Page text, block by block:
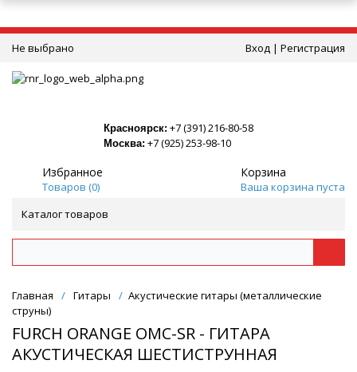
Не выбрано Вход | Регистрация
Красноярск: +7 (391) 216-80-58
Москва: +7 (925) 253-98-10
Избранное
Товаров (0)
Корзина
Ваша корзина пуста
Каталог товаров
Главная / Гитары / Акустические гитары (металлические
струны)
FURCH ORANGE OMC-SR - ГИТАРА
АКУСТИЧЕСКАЯ ШЕСТИСТРУННАЯ